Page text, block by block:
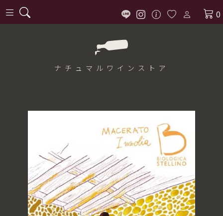
0
ナチュマル ワインストア